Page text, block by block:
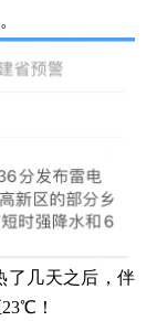
了几天之后，伴
！